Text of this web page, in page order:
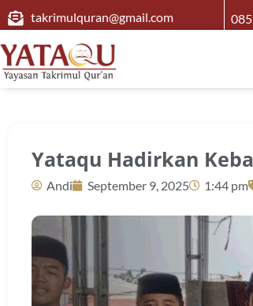
takrimulquran@gmail.com
Yataqu Hadirkan
Andi September 9, 2025 1:44 pm